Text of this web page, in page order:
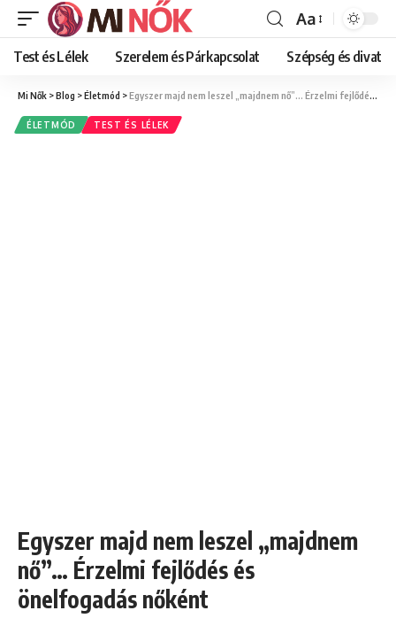
Font
Resizer
Aa
Test és Lélek Szerelem és Párkapcsolat Szépség és divat
Mi Nők >Blog >Életmód >Egyszer majd nem leszel „majdnem nő”… Érzelmi fejlődés és önelfogadás nőként
ÉLETMÓD TEST ÉS LÉLEK
Egyszer majd nem leszel „majdnem
nő”… Érzelmi fejlődés és
önelfogadás nőként